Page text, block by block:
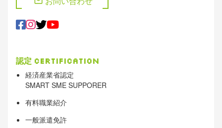
認定 Certification
経済産業省認定
SMART SME SUPPORER
有料職業紹介
一般派遣免許